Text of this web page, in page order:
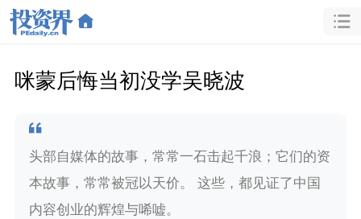
咪蒙后悔当初没学吴晓波
头部自媒体的故事，常常一石击起千浪；它们的资
本故事，常常被冠以天价。 这些，都见证了中国
内容创业的辉煌与唏嘘。